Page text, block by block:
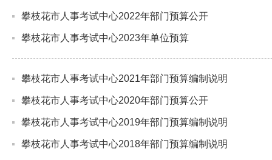
攀枝花市人事考试中心2022年部门预算公开
攀枝花市人事考试中心2023年单位预算
攀枝花市人事考试中心2021年部门预算编制说明
攀枝花市人事考试中心2020年部门预算公开
攀枝花市人事考试中心2019年部门预算编制说明
攀枝花市人事考试中心2018年部门预算编制说明